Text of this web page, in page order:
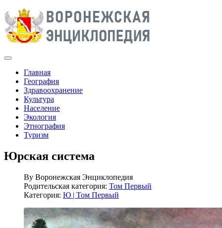
Главная
География
Здравоохранение
Культура
Население
Экология
Этнография
Туризм
Юрская система
By Воронежская Энциклопедия
Родительская категория: Том Первый
Категория: Ю | Том Первый